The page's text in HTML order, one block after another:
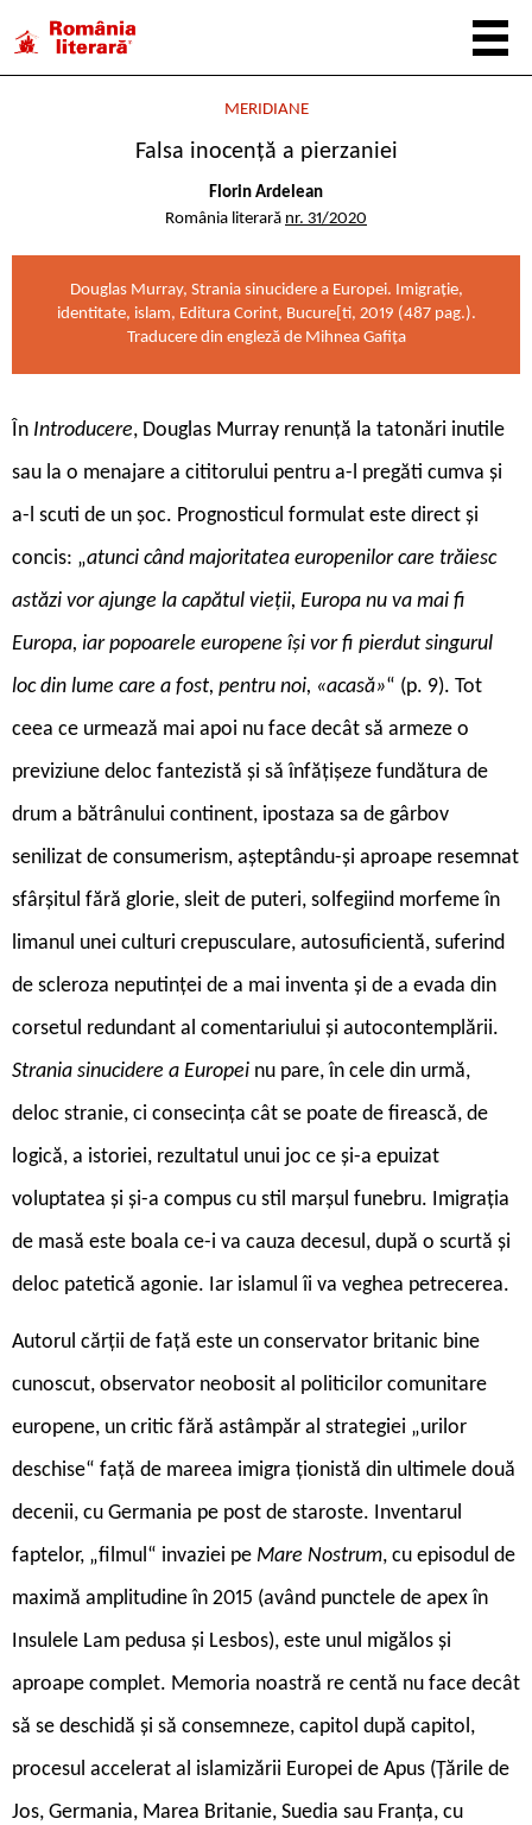
MERIDIANE
Falsa inocență a pierzaniei
Florin Ardelean
România literară nr. 31/2020
Douglas Murray, Strania sinucidere a Europei. Imigrație,
identitate, islam, Editura Corint, Bucure[ti, 2019 (487 pag.).
Traducere din engleză de Mihnea Gafița
n Introducere, Douglas Murray renunță la tatonări inutile
sau la o menajare a cititorului pentru a-l pregăti cumva și
a-l scuti de un șoc. Prognosticul formulat este direct și
concis: „atunci când majoritatea europenilor care trăiesc
astăzi vor ajunge la capătul vieții, Europa nu va mai fi
Europa, iar popoarele europene își vor fi pierdut singurul
loc din lume care a fost, pentru noi, «acasă»“ (p. 9). Tot
ceea ce urmează mai apoi nu face decât să armeze o
previziune deloc fantezistă și să înfățișeze fundătura de
drum a bătrânului continent, ipostaza sa de gârbov
senilizat de consumerism, așteptându-și aproape resemnat
sfârșitul fără glorie, sleit de puteri, solfegiind morfeme în
limanul unei culturi crepusculare, autosuficientă, suferind
de scleroza neputinței de a mai inventa și de a evada din
corsetul redundant al comentariului și autocontemplării.
Strania sinucidere a Europei nu pare, în cele din urmă,
deloc stranie, ci consecința cât se poate de firească, de
logică, a istoriei, rezultatul unui joc ce și-a epuizat
voluptatea și și-a compus cu stil marșul funebru. Imigrația
de masă este boala ce-i va cauza decesul, după o scurtă și
deloc patetică agonie. Iar islamul îi va veghea petrecerea.
Autorul cărții de față este un conservator britanic bine
cunoscut, observator neobosit al politicilor comunitare
europene, un critic fără astâmpăr al strategiei „urilor
deschise“ față de mareea imigra ționistă din ultimele două
decenii, cu Germania pe post de staroste. Inventarul
faptelor, „filmul“ invaziei pe Mare Nostrum, cu episodul de
maximă amplitudine în 2015 (având punctele de apex în
Insulele Lam pedusa și Lesbos), este unul migălos și
aproape complet. Memoria noastră re centă nu face decât
să se deschidă și să consemneze, capitol după capitol,
procesul accelerat al islamizării Europei de Apus (Țările de
Jos, Germania, Marea Britanie, Suedia sau Franța, cu